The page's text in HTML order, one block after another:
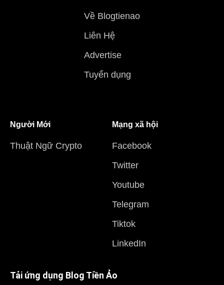
Về Blogtienao
Liên Hệ
Advertise
Tuyển dụng
Người Mới
Thuật Ngữ Crypto
Mạng xã hội
Facebook
Twitter
Youtube
Telegram
Tiktok
LinkedIn
Tải ứng dụng Blog Tiền Ảo